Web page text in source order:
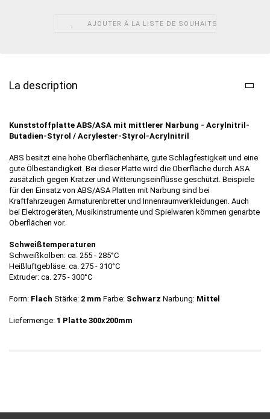
AJOUTER À LA LISTE DE SOUHAITS
La description
Kunststoffplatte ABS/ASA mit mittlerer Narbung - Acrylnitril-
Butadien-Styrol / Acrylester-Styrol-Acrylnitril
ABS besitzt eine hohe Oberflächenhärte, gute Schlagfestigkeit und eine
gute Ölbeständigkeit. Bei dieser Platte wird die Oberfläche durch ASA
zusätzlich gegen Kratzer und Witterungseinflüsse geschützt. Beispiele
für den Einsatz von ABS/ASA Platten mit Narbung sind bei
Kraftfahrzeugen Armaturenbretter und Innenraumverkleidungen. Auch
bei Elektrogeräten, Musikinstrumente und Spielwaren kömmen genarbte
Oberflächen vor.
Schweißtemperaturen
Schweißkolben: ca. 255 - 285°C
Heißluftgebläse: ca. 275 - 310°C
Extruder: ca. 275 - 300°C
Form: Flach Stärke: 2 mm Farbe: Schwarz Narbung: Mittel
Liefermenge: 1 Platte 300x200mm